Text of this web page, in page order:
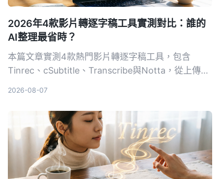
2026年4款影片轉逐字稿工具實測對比：誰的
AI整理最省時？
本篇文章實測4款熱門影片轉逐字稿工具，包含
Tinrec、cSubtitle、Transcribe與Notta，從上傳影
2026-08-07